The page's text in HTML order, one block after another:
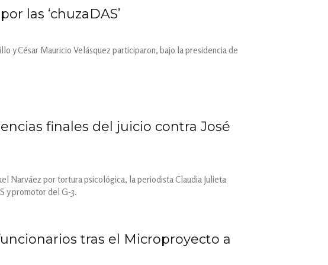
las ‘chuzaDAS’
y César Mauricio Velásquez participaron, bajo la presidencia de
finales del juicio contra José
Narváez por tortura psicológica, la periodista Claudia Julieta
y promotor del G-3.
tras el Microproyecto a